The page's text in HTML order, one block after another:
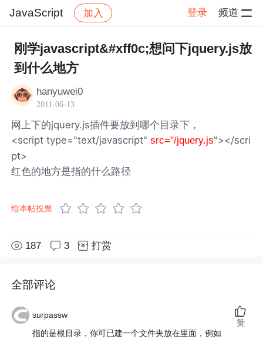
JavaScript 加入 登录 频道
社区 JavaScript 帖子详情
刚学javascript&#xff0c;想问下jquery.js放
到什么地方
hanyuwei0
2011-06-13
网上下的jquery.js插件要放到哪个目录下，
<script type="text/javascript"src="/jquery.js"></scri
pt>
红色的地方是指的什么路径
给本帖投票
187 3 打赏
全部评论
surpassw
指的是根目录，你可已建一个文件夹放在里面，例如
赞